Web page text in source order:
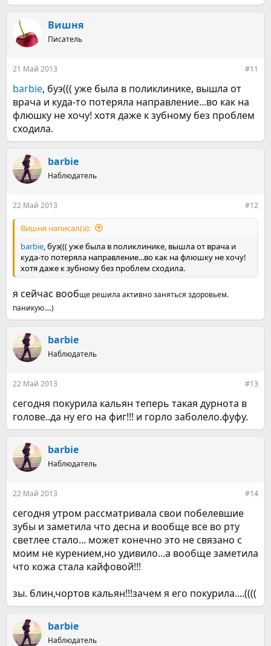
е
и
Вишня
Писатель
21 Май 2013 #11
barbie, буэ((( уже была в поликлинике, вышла от
врача и куда-то потеряла направление...во как на
флюшку не хочу! хотя даже к зубному без проблем
сходила.
barbie
Наблюдатель
22 Май 2013 #12
Вишня написал(а):
barbie, буэ((( уже была в поликлинике, вышла от врача и
куда-то потеряла направление...во как на флюшку не хочу!
хотя даже к зубному без проблем сходила.
я сейчас вообще решила активно заняться здоровьем.
паникую....)
barbie
Наблюдатель
22 Май 2013 #13
сегодня покурила кальян теперь такая дурнота в
голове..да ну его на фиг!!! и горло заболело.фуфу.
barbie
Наблюдатель
22 Май 2013 #14
сегодня утром рассматривала свои побелевшие
зубы и заметила что десна и вообще все во рту
светлее стало... может конечно это не связано с
моим не курением,но удивило...а вообще заметила
что кожа стала кайфовой!!!
зы. блин,чортов кальян!!!зачем я его покурила....((((
barbie
Наблюдатель